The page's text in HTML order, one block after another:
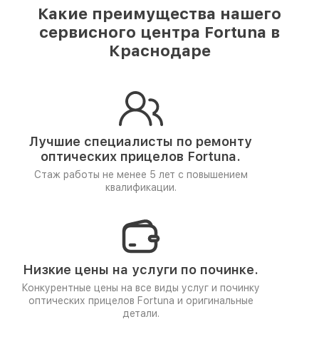
Какие преимущества нашего
сервисного центра Fortuna в
Краснодаре
Лучшие специалисты по ремонту
оптических прицелов Fortuna.
Стаж работы не менее 5 лет с повышением
квалификации.
Низкие цены на услуги по починке.
Конкурентные цены на все виды услуг и починку
оптических прицелов Fortuna и оригинальные
детали.